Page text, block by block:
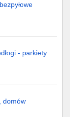
- parkiety
domów